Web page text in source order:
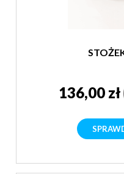
136,00 zł